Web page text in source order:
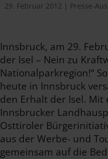
29. Februar 2012 | Presse-
Innsbruck, am 29.
der Isel – Nein zu
Nationalparkregion!“
heute in Innsbruck
den Erhalt der Isel.
Innsbrucker
Osttiroler
aus der Werbe- und
gemeinsam auf die